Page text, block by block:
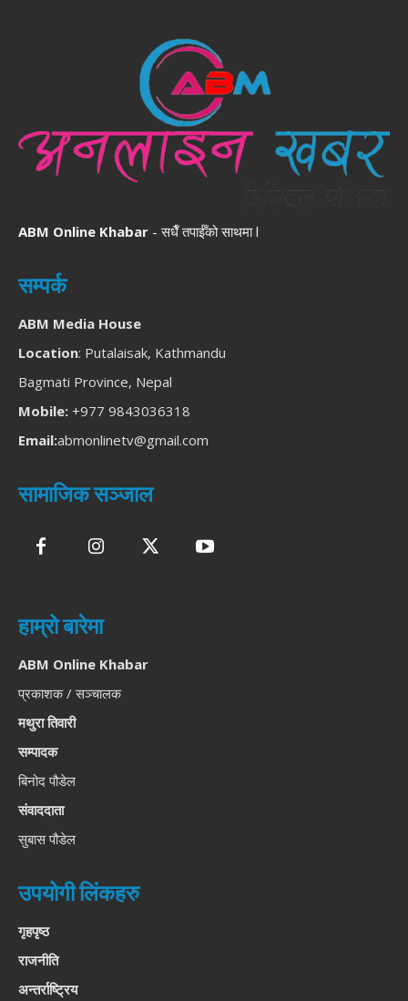
ABM Online Khabar - सधैँ तपाईँको साथमा l
सम्पर्क
ABM Media House
Location: Putalaisak, Kathmandu
Bagmati Province, Nepal
Mobile: +977 9843036318
Email:abmonlinetv@gmail.com
सामाजिक सञ्जाल
हाम्रो बारेमा
ABM Online Khabar
प्रकाशक / सञ्चालक
मथुरा तिवारी
सम्पादक
बिनोद पौडेल
संवाददाता
सुबास पौडेल
उपयोगी लिंकहरु
गृहपृष्ठ
राजनीति
अन्तर्राष्ट्रिय